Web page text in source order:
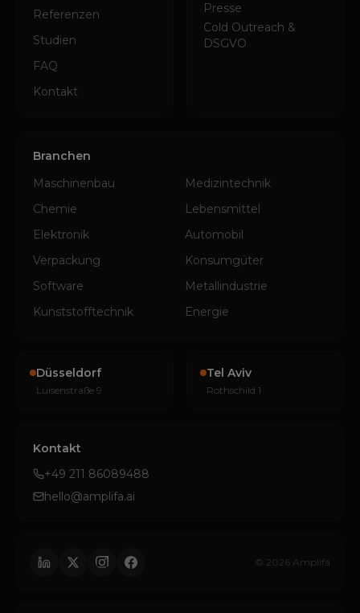
Referenzen
Studien
FAQ
Kontakt
Presse
Cold Outreach &
DSGVO
Branchen
Maschinenbau
Medizintechnik
Chemie
Lebensmittel
Elektronik
Automobil
Verpackung
Konsumgüter
Software
Metallindustrie
Kunststofftechnik
Energie
Düsseldorf
Luisenstraße 9
Tel Aviv
Rothschild 1
Kontakt
+49 211 86089488
hello@amplifa.ai
© 2026 Amplifa